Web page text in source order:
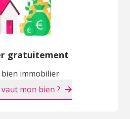
gratuitement
immobilier
mon bien ?